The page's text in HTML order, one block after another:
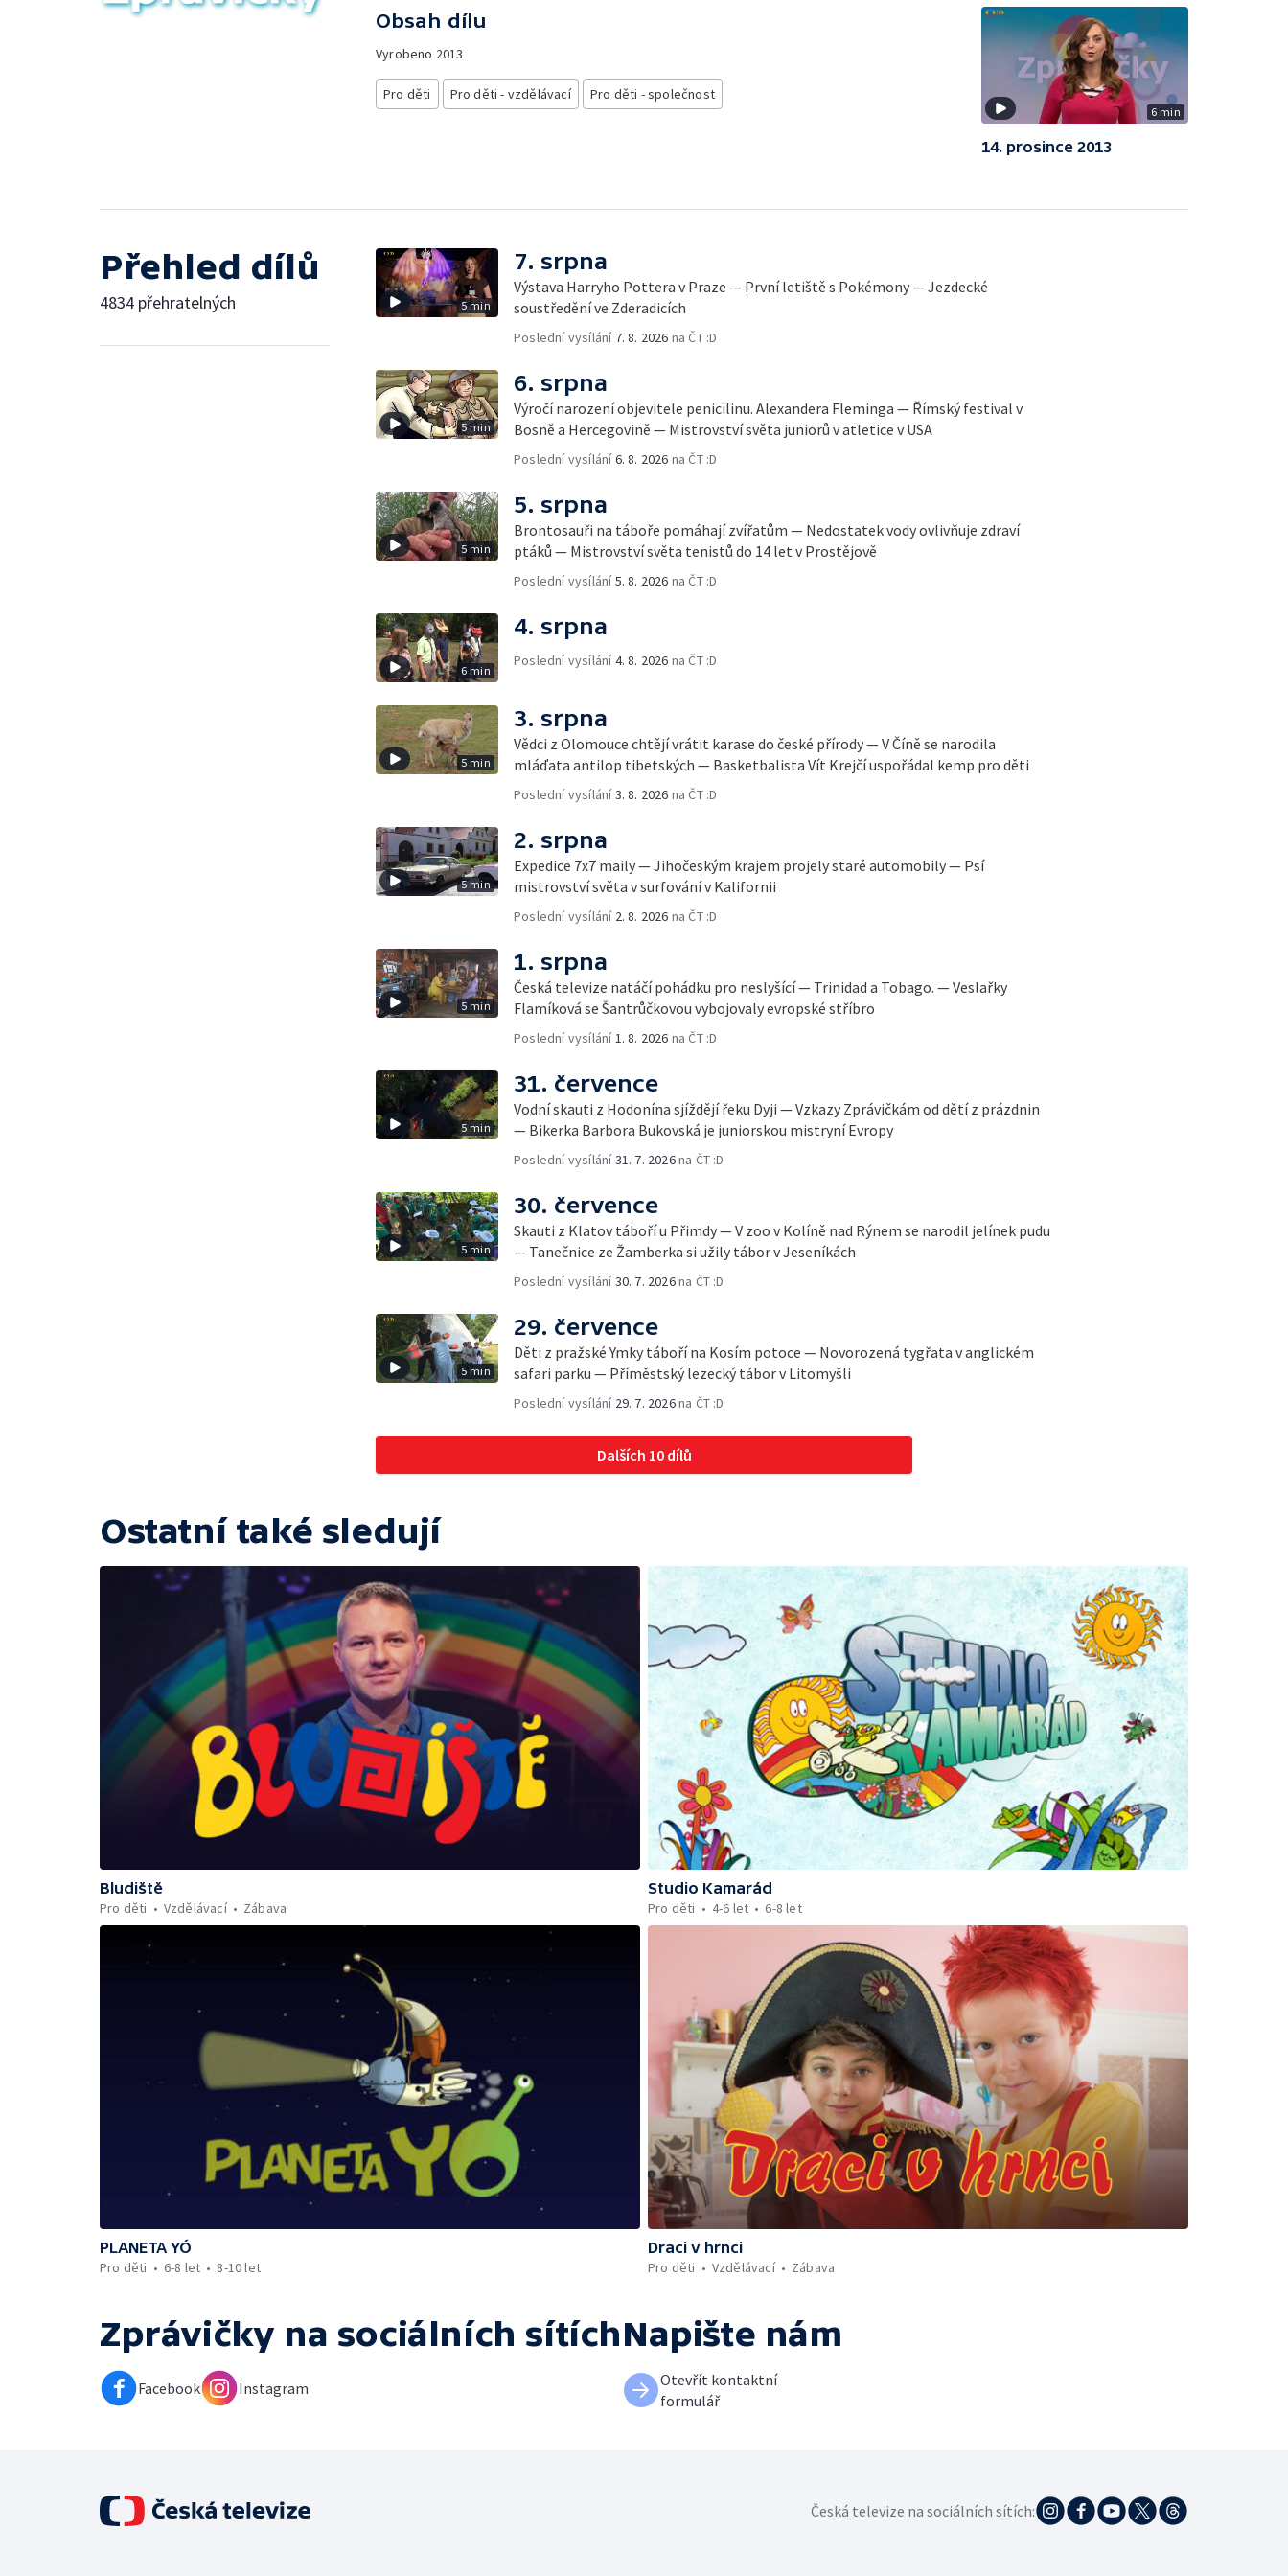
Obsah dílu
Vyrobeno 2013
Pro děti Pro děti - vzdělávací Pro děti - společnost
6 min
14. prosince 2013
Přehled dílů
4834 přehratelných 5 min
7. srpna
Výstava Harryho Pottera v Praze — První letiště s Pokémony — Jezdecké
soustředění ve Zderadicích
Poslední vysílání 7. 8. 2026 na ČT :D
5 min
6. srpna
Výročí narození objevitele penicilinu. Alexandera Fleminga — Římský festival v
Bosně a Hercegovině — Mistrovství světa juniorů v atletice v USA
Poslední vysílání6. 8. 2026 na ČT :D
5 min
5. srpna
Brontosauři na táboře pomáhají zvířatům — Nedostatek vody ovlivňuje zdraví
ptáků — Mistrovství světa tenistů do 14 let v Prostějově
Poslední vysílání5. 8. 2026 na ČT :D
6 min
4. srpna
Poslední vysílání4. 8. 2026 na ČT :D
5 min
3. srpna
Vědci z Olomouce chtějí vrátit karase do české přírody — V Číně se narodila
mláďata antilop tibetských — Basketbalista Vít Krejčí uspořádal kemp pro děti
Poslední vysílání3. 8. 2026 na ČT :D
5 min
2. srpna
Expedice 7x7 maily — Jihočeským krajem projely staré automobily — Psí
mistrovství světa v surfování v Kalifornii
Poslední vysílání 2. 8. 2026 na ČT :D
5 min
1. srpna
Česká televize natáčí pohádku pro neslyšící — Trinidad a Tobago. — Veslařky
Flamíková se Šantrůčkovou vybojovaly evropské stříbro
Poslední vysílání 1. 8. 2026 na ČT :D
5 min
31. července
Vodní skauti z Hodonína sjíždějí řeku Dyji — Vzkazy Zprávičkám od dětí z prázdnin
— Bikerka Barbora Bukovská je juniorskou mistryní Evropy
Poslední vysílání31. 7. 2026na ČT :D
5 min
30. července
Skauti z Klatov táboří u Přimdy — V zoo v Kolíně nad Rýnem se narodil jelínek pudu
— Tanečnice ze Žamberka si užily tábor v Jeseníkách
Poslední vysílání30. 7. 2026na ČT :D
5 min
29. července
Děti z pražské Ymky táboří na Kosím potoce — Novorozená tygřata v anglickém
safari parku — Příměstský lezecký tábor v Litomyšli
Poslední vysílání 29. 7. 2026na ČT :D
Dalších 10 dílů
Ostatní také sledují
Bludiště
Pro děti
Vzdělávací Zábava
Studio Kamarád
Pro děti
4-6 let 6-8 let
PLANETA YÓ
Pro děti
6-8 let 8-10 let
Draci v hrnci
Pro děti
Vzdělávací Zábava
Zprávičky na sociálních sítích
Facebook Instagram
Napište nám
Otevřít kontaktní
formulář
Česká televize na sociálních sítích: